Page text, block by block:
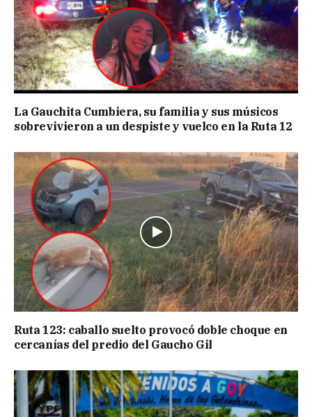
La Gauchita Cumbiera, su familia y sus músicos
sobrevivieron a un despiste y vuelco en la Ruta 12
Ruta 123: caballo suelto provocó doble choque en
cercanías del predio del Gaucho Gil